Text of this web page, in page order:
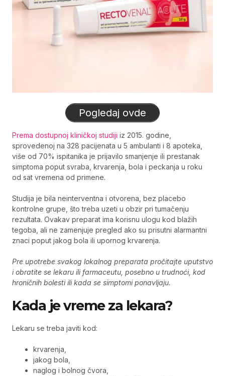
Pogledaj ovde
Prema dostupnoj kliničkoj studiji iz 2015. godine,
sprovedenoj na 328 pacijenata u 5 ambulanti i 8 apoteka,
više od 70% ispitanika je prijavilo smanjenje ili prestanak
simptoma poput svraba, krvarenja, bola i peckanja u roku
od sat vremena od primene.
Studija je bila neinterventna i otvorena, bez placebo
kontrolne grupe, što treba uzeti u obzir pri tumačenju
rezultata. Ovakav preparat ima korisnu ulogu kod blažih
tegoba, ali ne zamenjuje pregled ako su prisutni alarmantni
znaci poput jakog bola ili upornog krvarenja.
Pre upotrebe svakog lokalnog preparata pročitajte uputstvo
i obratite se lekaru ili farmaceutu, posebno u trudnoći, kod
hroničnih bolesti ili kada se simptomi ponavljaju.
Kada je vreme za lekara?
Lekaru se treba javiti kod:
krvarenja,
jakog bola,
naglog i bolnog čvora,